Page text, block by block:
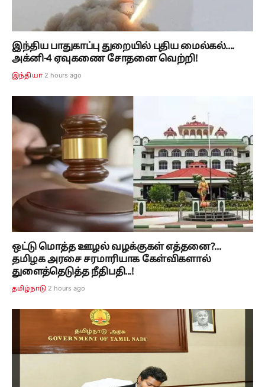
இந்திய பாதுகாப்பு துறையில் புதிய மைல்கல்....
அக்னி-4 ஏவுகணை சோதனை வெற்றி!
இந்தியா 2 hours ago
ஒட்டு மொத்த ஊழல் வழக்குகள் எத்தனை?...
தமிழக அரசை சரமாரியாக கேள்விகளால்
துளைத்தெடுத்த நீதிபதி...!
தமிழ்நாடு 2 hours ago